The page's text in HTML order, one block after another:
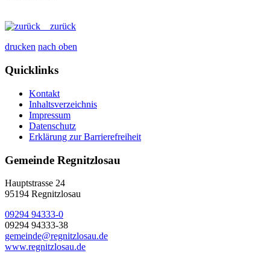
zurück
drucken nach oben
Quicklinks
Kontakt
Inhaltsverzeichnis
Impressum
Datenschutz
Erklärung zur Barrierefreiheit
Gemeinde Regnitzlosau
Hauptstrasse 24
95194 Regnitzlosau
09294 94333-0
09294 94333-38
gemeinde@regnitzlosau.de
www.regnitzlosau.de